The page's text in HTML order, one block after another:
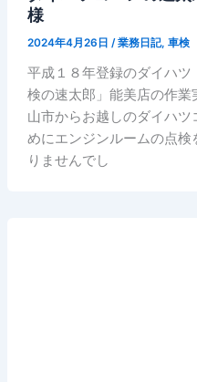
様
2024年4月26日 /業務日記, 車検
平成１８年登録のダイハ
検の速太郎」能美店の作
山市からお越しのダイハ
めにエンジンルームの点
りませんでし